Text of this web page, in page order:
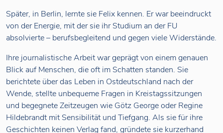
Später, in Berlin, lernte sie Felix kennen. Er war beeindruckt
von der Energie, mit der sie ihr Studium an der FU
absolvierte – berufsbegleitend und gegen viele Widerstände.
Ihre journalistische Arbeit war geprägt von einem genauen
Blick auf Menschen, die oft im Schatten standen. Sie
berichtete über das Leben in Ostdeutschland nach der
Wende, stellte unbequeme Fragen in Kreistagssitzungen
und begegnete Zeitzeugen wie Götz George oder Regine
Hildebrandt mit Sensibilität und Tiefgang. Als sie für ihre
Geschichten keinen Verlag fand, gründete sie kurzerhand